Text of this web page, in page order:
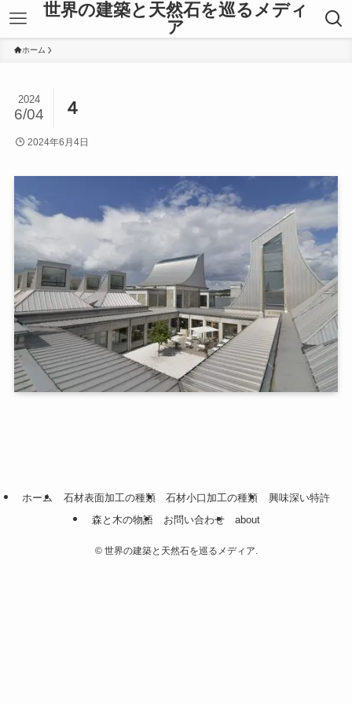
世界の建築と天然石を巡るメディ
ア
ホーム
４
2024
6/04
2024年6月4日
ホーム 石材表面加工の種類 石材小口加工の種類
興味深い特許
森と木の物語
お問い合わせ about
©世界の建築と天然石を巡るメディア.